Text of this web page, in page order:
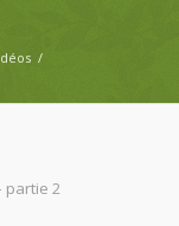
/
partie 2